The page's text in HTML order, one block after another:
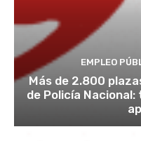
EMPLEO
Más de 2.800
de Policía